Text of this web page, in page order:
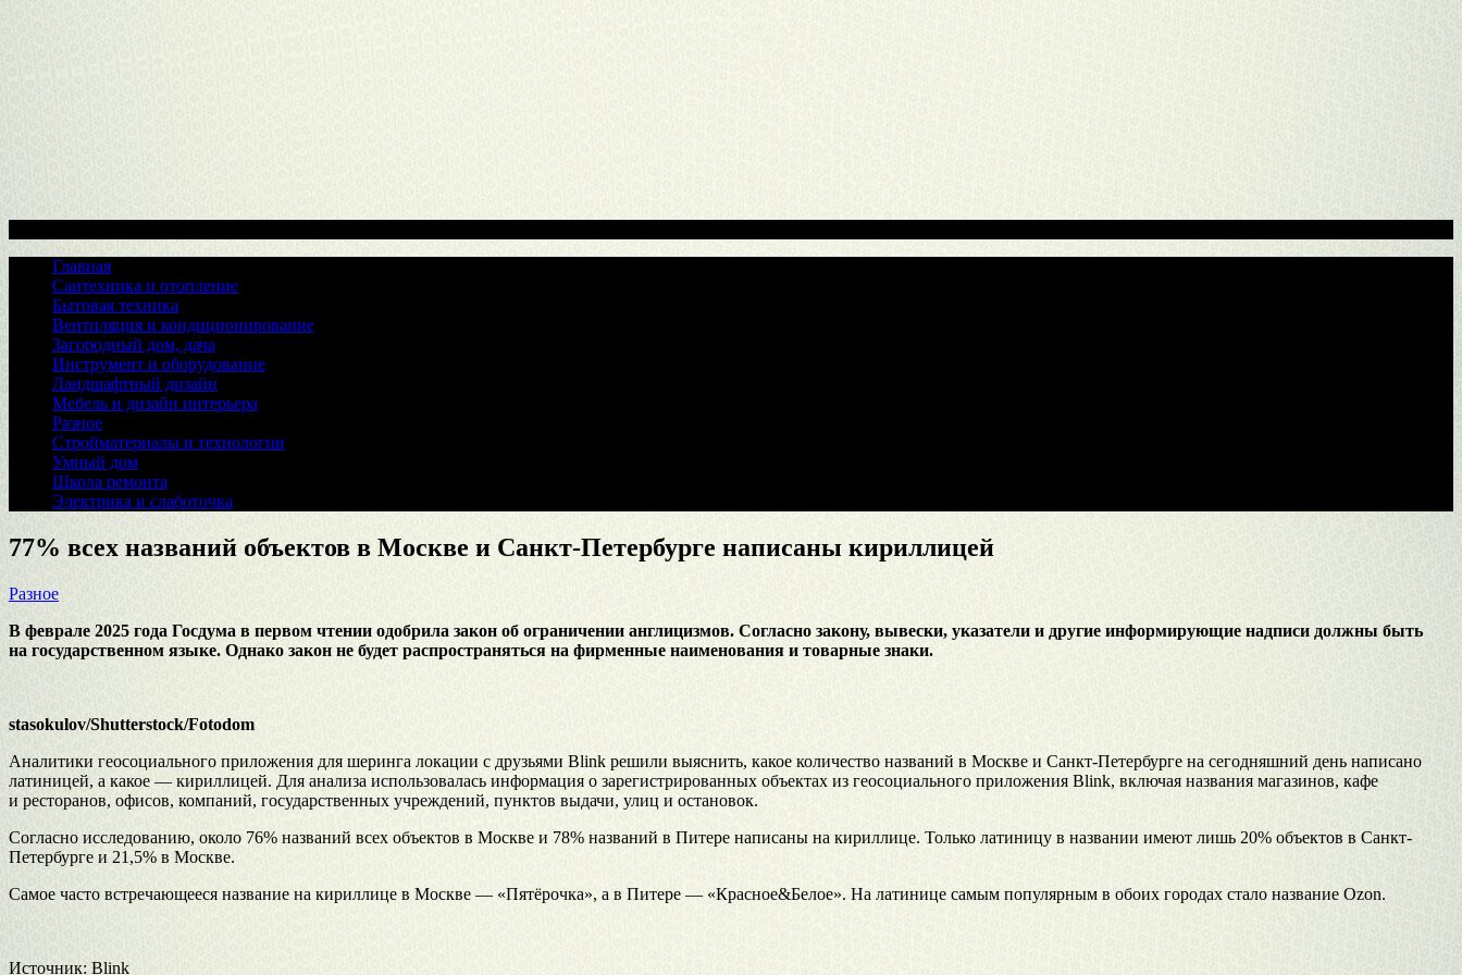
Главная
Сантехника и отопление
Бытовая техника
Вентиляция и кондиционирование
Загородный дом, дача
Инструмент и оборудование
Ландшафтный дизайн
Мебель и дизайн интерьера
Разное
Стройматериалы и технологии
Умный дом
Школа ремонта
Электрика и слаботочка
77% всех названий объектов в Москве и Санкт-Петербурге написаны кириллицей
Разное
В феврале 2025 года Госдума в первом чтении одобрила закон об ограничении англицизмов. Согласно закону, вывески, указатели и другие информирующие надписи должны быть
на государственном языке. Однако закон не будет распространяться на фирменные наименования и товарные знаки.
stasokulov/Shutterstock/Fotodom
Аналитики геосоциального приложения для шеринга локации с друзьями Blink решили выяснить, какое количество названий в Москве и Санкт-Петербурге на сегодняшний день написано
латиницей, а какое — кириллицей. Для анализа использовалась информация о зарегистрированных объектах из геосоциального приложения Blink, включая названия магазинов, кафе
и ресторанов, офисов, компаний, государственных учреждений, пунктов выдачи, улиц и остановок.
Согласно исследованию, около 76% названий всех объектов в Москве и 78% названий в Питере написаны на кириллице. Только латиницу в названии имеют лишь 20% объектов в Санкт-
Петербурге и 21,5% в Москве.
Самое часто встречающееся название на кириллице в Москве — «Пятёрочка», а в Питере — «Красное&Белое». На латинице самым популярным в обоих городах стало название Ozon.
Источник: Blink